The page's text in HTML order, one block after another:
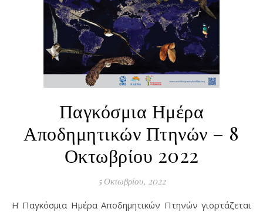
Παγκόσμια Ημέρα
Αποδημητικών Πτηνών – 8
Οκτωβρίου 2022
5 Οκτωβρίου, 2022
Η Παγκόσμια Ημέρα Αποδημητικών Πτηνών γιορτάζεται